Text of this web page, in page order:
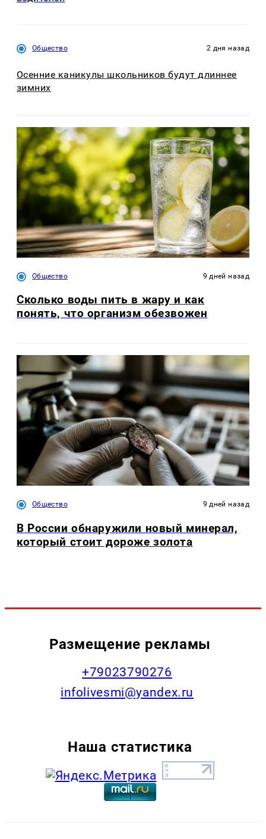
Общество 2 дня назад
Осенние каникулы школьников будут длиннее
зимних
Общество 9 дней назад
Сколько воды пить в жару и как
понять, что организм обезвожен
Общество 9 дней назад
В России обнаружили новый минерал,
который стоит дороже золота
Размещение рекламы
+79023790276
infolivesmi@yandex.ru
Наша статистика